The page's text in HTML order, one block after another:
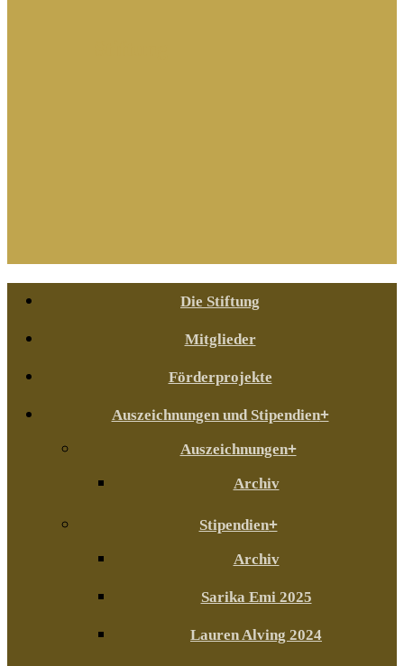
Die Stiftung
Mitglieder
Förderprojekte
Auszeichnungen und Stipendien
Auszeichnungen
Archiv
Stipendien
Archiv
Sarika Emi 2025
Lauren Alving 2024